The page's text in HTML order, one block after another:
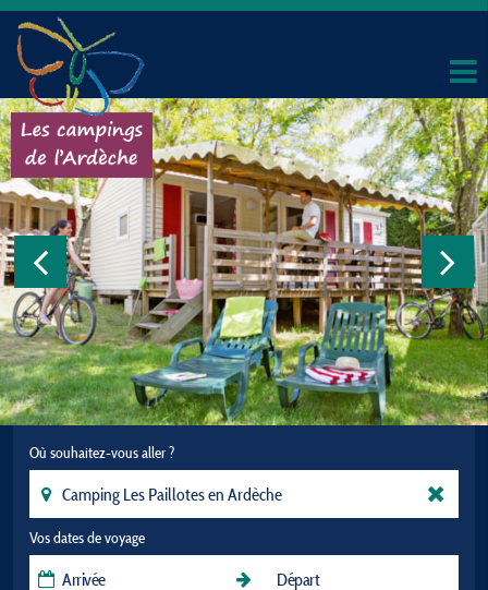
Où souhaitez-vous aller ?
Vos dates de voyage